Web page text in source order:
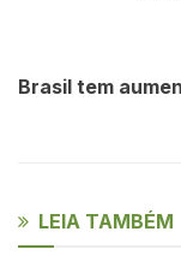
Brasil tem
LEIA TAMBÉM